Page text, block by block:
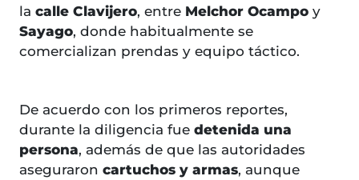
la calle Clavijero, entre Melchor Ocampo y
Sayago, donde habitualmente se
comercializan prendas y equipo táctico.
De acuerdo con los primeros reportes,
durante la diligencia fue detenida una
persona, además de que las autoridades
aseguraron cartuchos y armas, aunque